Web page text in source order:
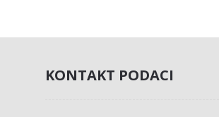
KONTAKT PODACI